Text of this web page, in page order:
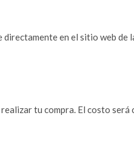
en el sitio web de
tu compra. El costo